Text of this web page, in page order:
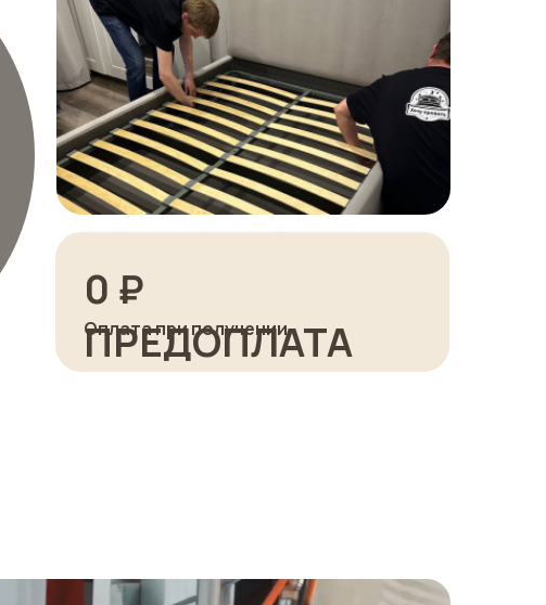
0 ₽
ПРЕДОПЛАТА
Оплата при получении